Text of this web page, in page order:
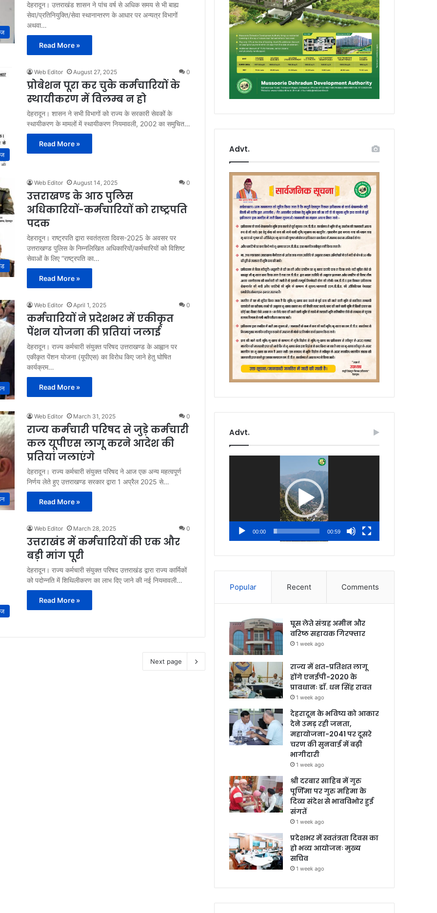
देहरादून। उत्तराखंड शासन ने पांच वर्ष से अधिक समय से भी बाह्य
सेवा/प्रतिनियुक्ति/सेवा स्थानान्तरण के आधार पर अन्यत्र विभागों
अथवा…
Read More »
Web Editor August 27, 2025 0
प्रोबेशन पूरा कर चुके कर्मचारियों के
स्थायीकरण में विलम्ब न हो
देहरादून। शासन ने सभी विभागों को राज्य के सरकारी सेवकों के
स्थायीकरण के मामलों में स्थायीकरण नियमावली, 2002 का समुचित…
Read More »
Web Editor August 14, 2025 0
उत्तराखण्ड के आठ पुलिस
अधिकारियों-कर्मचारियों को राष्ट्रपति
पदक
देहरादून। राष्ट्रपति द्वारा स्वतंत्रता दिवस-2025 के अवसर पर
उत्तराखण्ड पुलिस के निम्नलिखित अधिकारियों/कर्मचारियों को विशिष्ट
सेवाओं के लिए “राष्ट्रपति का…
Read More »
Web Editor April 1, 2025 0
कर्मचारियों ने प्रदेशभर में एकीकृत
पेंशन योजना की प्रतियां जलाई
देहरादून। राज्य कर्मचारी संयुक्त परिषद उत्तराखण्ड के आह्वान पर
एकीकृत पेंशन योजना (यूपीएस) का विरोध किए जाने हेतु घोषित
कार्यक्रम…
Read More »
Web Editor March 31, 2025 0
राज्य कर्मचारी परिषद से जुड़े कर्मचारी
कल यूपीएस लागू करने आदेश की
प्रतियां जलाएंगे
देहरादून। राज्य कर्मचारी संयुक्त परिषद ने आज एक अन्य महत्वपूर्ण
निर्णय लेते हुए उत्तराखण्ड सरकार द्वारा 1 अप्रैल 2025 से…
Read More »
Web Editor March 28, 2025 0
उत्तराखंड में कर्मचारियों की एक और
बड़ी मांग पूरी
देहरादून। राज्य कर्मचारी संयुक्त परिषद उत्तराखंड द्वारा राज्य कार्मिकों
को पदोन्नति में शिथिलीकरण का लाभ दिए जाने की नई नियमावली…
Read More »
Next page
Advt.
Advt.
00:00 00:59
Popular Recent Comments
घूस लेते संग्रह अमीन और
वरिष्ठ सहायक गिरफ्तार
1 week ago
राज्य में शत-प्रतिशत लागू
होंगे एनईपी-2020 के
प्रावधानः डाॅ. धन सिंह रावत
1 week ago
देहरादून के भविष्य को आकार
देने उमड़ रही जनता,
महायोजना-2041 पर दूसरे
चरण की सुनवाई में बढ़ी
भागीदारी
1 week ago
श्री दरबार साहिब में गुरु
पूर्णिमा पर गुरु महिमा के
दिव्य संदेश से भावविभोर हुई
संगतें
1 week ago
प्रदेशभर में स्वतंत्रता दिवस का
हो भव्य आयोजनः मुख्य
सचिव
1 week ago